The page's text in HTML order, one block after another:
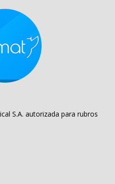
S.A. autorizada para rubros